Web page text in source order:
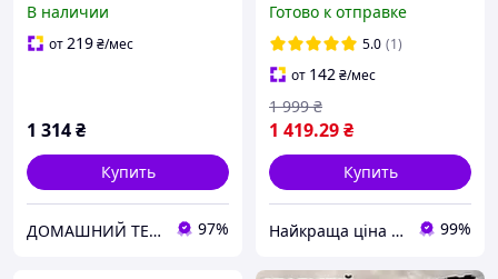
В наличии
от219₴/мес
1 314₴
Купить
ДОМАШНИЙ ТЕКСТИЛЬ - уют и комфорт в Вашем доме 97%
до -5 1кг 215х75
непромокаемый
спальник одеяло осенний
Готово к отправке
5.0 (1)
от 142₴/мес
1 419.29₴
1 999 ₴
Купить
Найкраща ціна ❤️ 99%